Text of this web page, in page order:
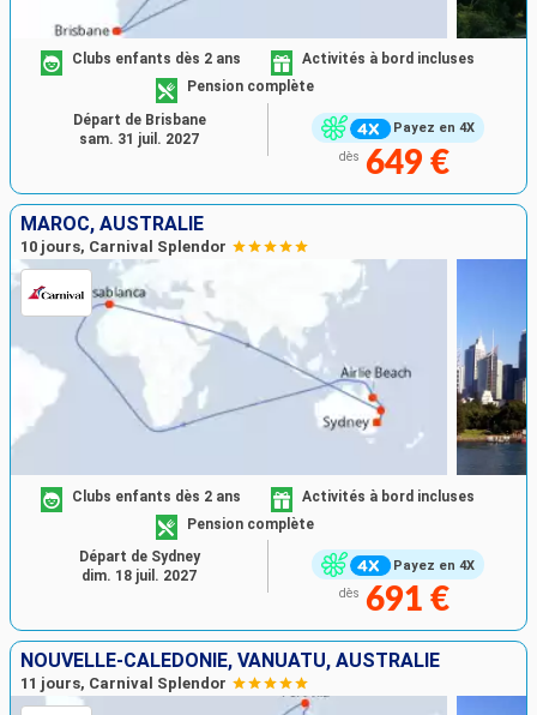
Payez en 4X
Clubs enfants dès 2 ans
Activités à bord incluses
Pension complète
dès 649 €
Départ de Brisbane
sam. 31 juil. 2027
MAROC, AUSTRALIE
10 jours, Carnival Splendor
Payez en 4X
Clubs enfants dès 2 ans
Activités à bord incluses
Pension complète
dès 691 €
Départ de Sydney
dim. 18 juil. 2027
NOUVELLE-CALÉDONIE, VANUATU, AUSTRALIE
11 jours, Carnival Splendor